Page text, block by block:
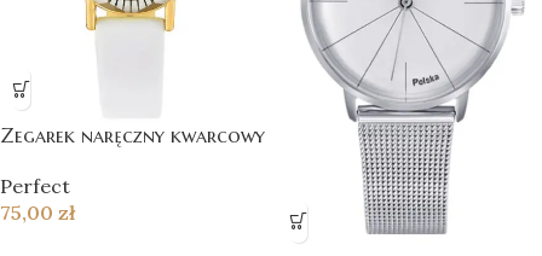
Zegarek naręczny kwarcowy
Perfect
75,00 zł